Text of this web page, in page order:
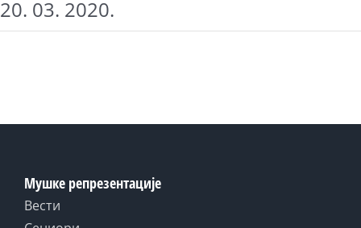
20. 03. 2020.
Мушке репрезентације
Вести